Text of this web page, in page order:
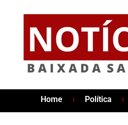
Home Política